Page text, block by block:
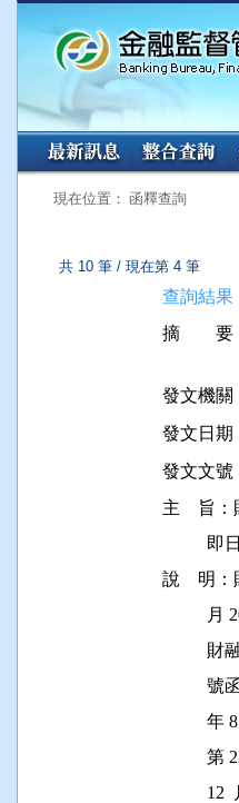
:::
現在位置： 函釋查詢
共 10 筆 / 現在第 4 筆
查詢結果
摘 要
發文機關
發文日期
發文文號
主    旨：
說    明：